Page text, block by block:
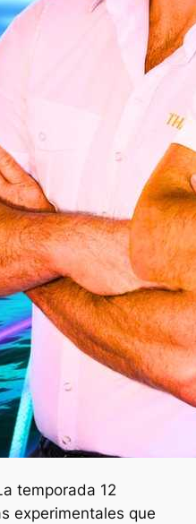
temporada 12
experimentales que